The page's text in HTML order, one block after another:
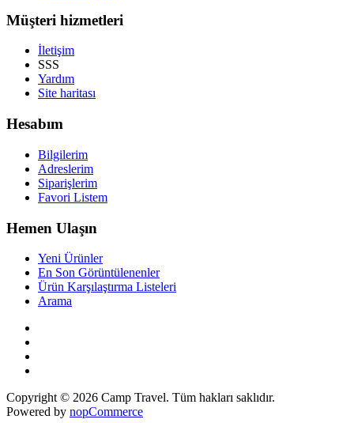
Müşteri hizmetleri
İletişim
SSS
Yardım
Site haritası
Hesabım
Bilgilerim
Adreslerim
Siparişlerim
Favori Listem
Hemen Ulaşın
Yeni Ürünler
En Son Görüntülenenler
Ürün Karşılaştırma Listeleri
Arama
Copyright © 2026 Camp Travel. Tüm hakları saklıdır.
Powered by nopCommerce